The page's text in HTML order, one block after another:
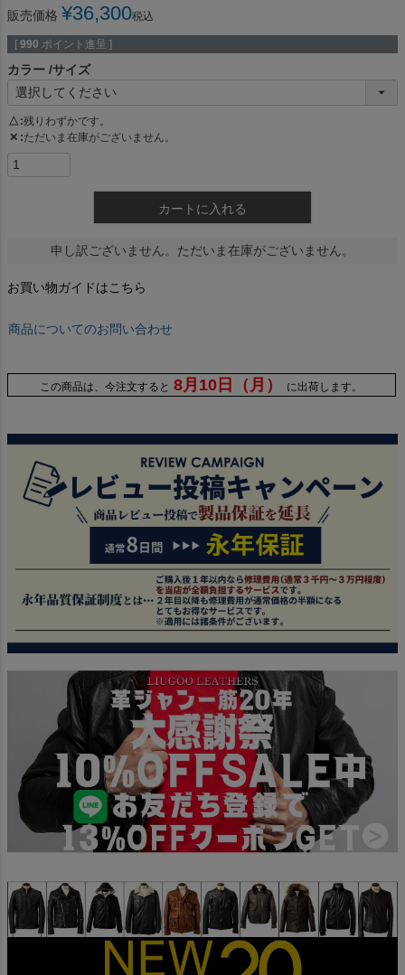
販売価格 ¥36,300税込
[ 990 ポイント進呈 ]
カラー サイズ
△ 残りわずかです。
✕ ただいま在庫がございません。
カートに入れる
申し訳ございません。ただいま在庫がございません。
お買い物ガイドはこちら
商品についてのお問い合わせ